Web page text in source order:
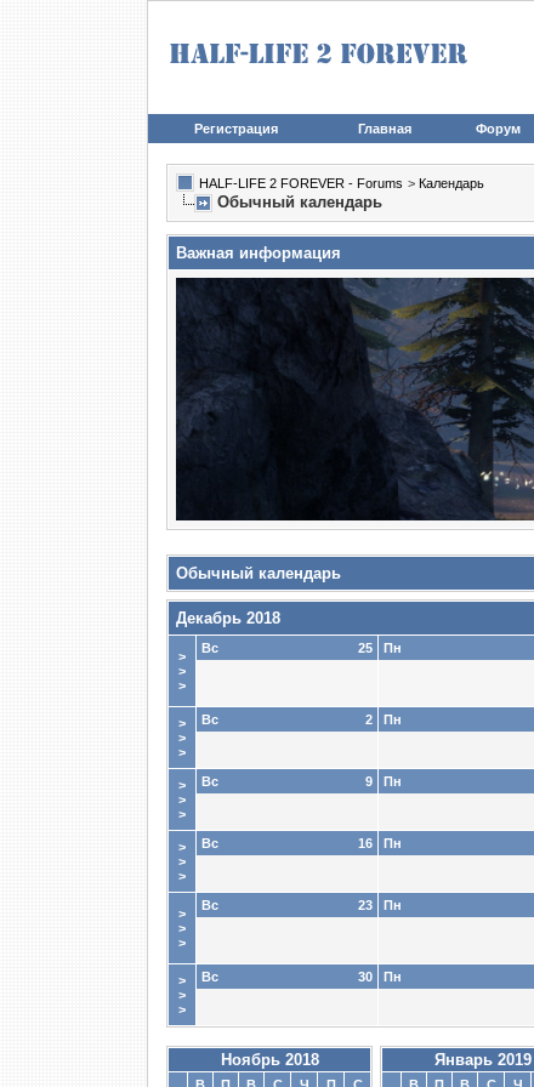
Регистрация Главная Форум
HALF-LIFE 2 FOREVER - Forums > Календарь
Обычный календарь
Важная информация
Обычный календарь
Декабрь 2018
>
>
>
25
Вс Пн
>
>
>
2
Вс Пн
>
>
>
9
Вс Пн
>
>
>
16
Вс Пн
>
>
>
23
Вс Пн
>
>
>
30
Вс Пн
Ноябрь 2018 Январь 2019